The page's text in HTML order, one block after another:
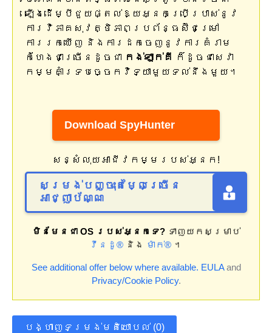
ឡើងដើម្បីជួយផ្តល់ឱ្យអ្នកប្រើប្រាស់នូវ
ការវិភាគសុវត្ថិភាពប្រព័ន្ធស៊ីជម្រៅ
ការរកឃើញ និងការដកចេញនូវការគំរាម
កំហែងជាច្រើនដូចជា កង់ឡាក់គី
ក៏ដូចជាសេវា
កម្មគាំទ្របច្ចេកវិទ្យាមួយទល់នឹងមួយ។
Download SpyHunter
សន្សំលុយអាជីវកម្មរបស់អ្នក!
សម្រង់បញ្ចុះតម្លៃច្រើន
អាជ្ញាប័ណ្ណ
មិនមែនជា OS របស់អ្នកទេ?ទាញយកសម្រាប់
វីនដូ® និង ម៉ាក់® ។
See additional offer below where available. EULAand
Privacy/Cookie Policy.
បង្ហាញទម្រង់មតិយោបល់ (0)